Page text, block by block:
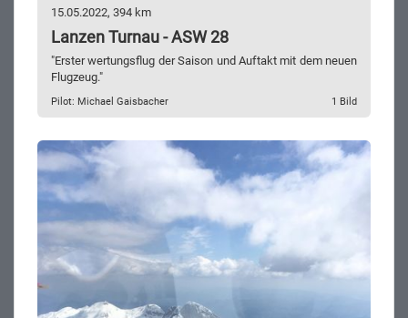
15.05.2022, 394 km
Lanzen Turnau - ASW 28
"Erster wertungsflug der Saison und Auftakt mit dem neuen
Flugzeug."
Pilot: Michael Gaisbacher 1 Bild